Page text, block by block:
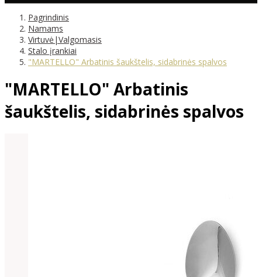
Pagrindinis
Namams
Virtuvė|Valgomasis
Stalo įrankiai
"MARTELLO" Arbatinis šaukštelis, sidabrinės spalvos
"MARTELLO" Arbatinis
šaukštelis, sidabrinės spalvos